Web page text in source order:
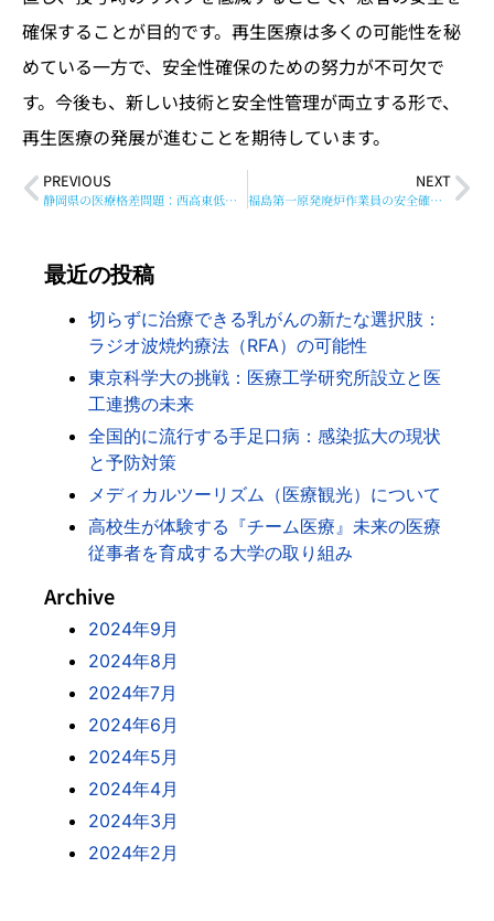
確保することが目的です。再生医療は多くの可能性を秘
めている一方で、安全性確保のための努力が不可欠で
す。今後も、新しい技術と安全性管理が両立する形で、
再生医療の発展が進むことを期待しています。
PREVIOUS
静岡県の医療格差問題：西高東低の実態と解決策
NEXT
福島第一原発廃炉作業員の安全確保：東電と福島県立医科大学の協定の重要性
最近の投稿
切らずに治療できる乳がんの新たな選択肢：
ラジオ波焼灼療法（RFA）の可能性
東京科学大の挑戦：医療工学研究所設立と医
工連携の未来
全国的に流行する手足口病：感染拡大の現状
と予防対策
メディカルツーリズム（医療観光）について
高校生が体験する『チーム医療』未来の医療
従事者を育成する大学の取り組み
Archive
2024年9月
2024年8月
2024年7月
2024年6月
2024年5月
2024年4月
2024年3月
2024年2月